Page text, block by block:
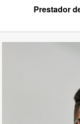
Prestador